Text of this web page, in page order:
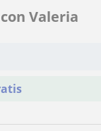
Valeria